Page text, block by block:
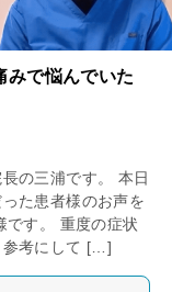
で悩んでいた
の三浦です。 本日
た患者様のお声を
です。 重度の症状
参考にして […]